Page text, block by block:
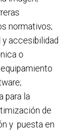
normativos;
accesibilidad
o
para la
de
y puesta en